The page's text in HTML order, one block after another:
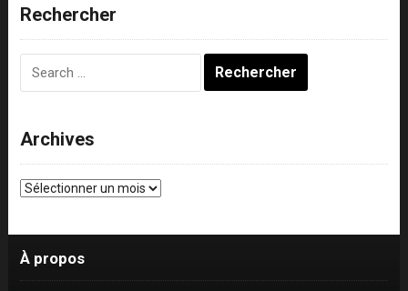
Rechercher
Archives
Archives
À propos